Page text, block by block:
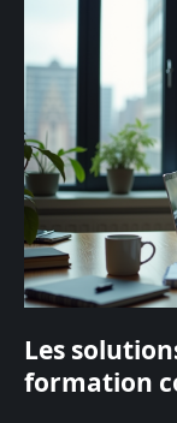
Les
formation